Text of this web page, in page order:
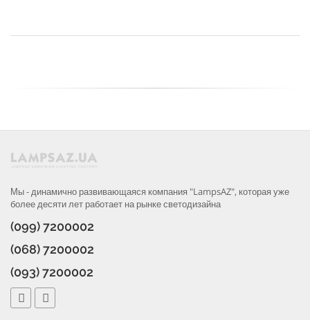
Мы - динамично развивающаяся компания "LampsAZ", которая уже
более десяти лет работает на рынке светодизайна
(099) 7200002
(068) 7200002
(093) 7200002